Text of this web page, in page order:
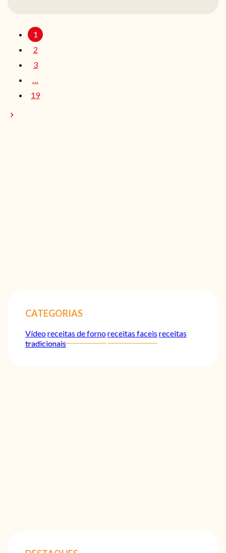
1
2
3
19
CATEGORIAS
Vídeoreceitas de fornoreceitas faceis receitas
tradicionais